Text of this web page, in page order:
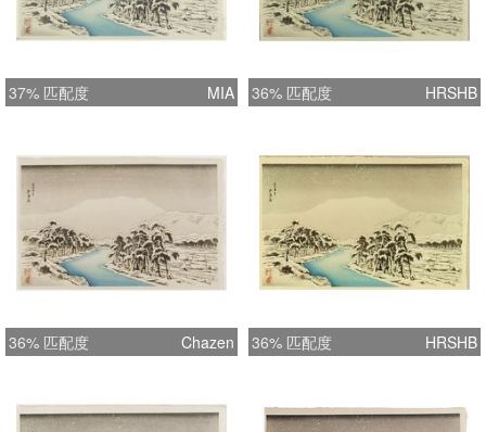
37% 匹配度 MIA 36% 匹配度 HRSHB
36% 匹配度 Chazen 36% 匹配度 HRSHB